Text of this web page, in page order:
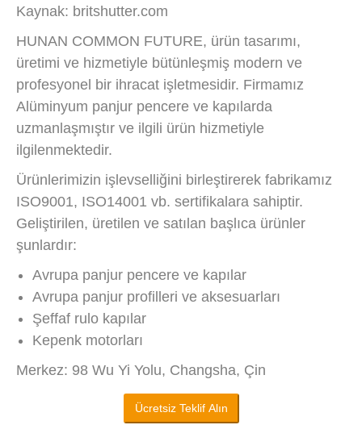
Kaynak: britshutter.com
HUNAN COMMON FUTURE, ürün tasarımı,
üretimi ve hizmetiyle bütünleşmiş modern ve
profesyonel bir ihracat işletmesidir. Firmamız
Alüminyum panjur pencere ve kapılarda
uzmanlaşmıştır ve ilgili ürün hizmetiyle
ilgilenmektedir.
Ürünlerimizin işlevselliğini birleştirerek fabrikamız
ISO9001, ISO14001 vb. sertifikalara sahiptir.
Geliştirilen, üretilen ve satılan başlıca ürünler
şunlardır:
Avrupa panjur pencere ve kapılar
Avrupa panjur profilleri ve aksesuarları
Şeffaf rulo kapılar
Kepenk motorları
Merkez: 98 Wu Yi Yolu, Changsha, Çin
Ücretsiz Teklif Alın